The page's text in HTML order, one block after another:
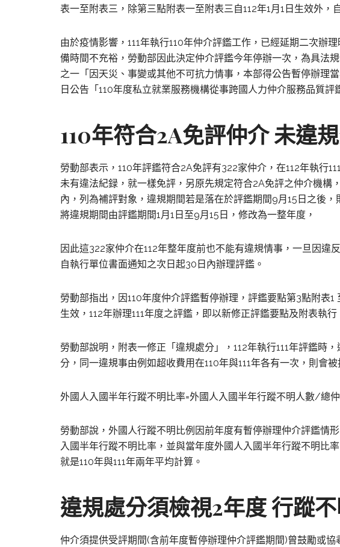
表一至附表三，除第三點附表一至附表三自112年1月1日生效外，
由於疫情影響，111年執行110年仲介評鑑工作，已經延期二次辦
備時間不充裕，勞動部因此決定仲介評鑑今年停辦一次，為具法
之一「因天災、事變或其他不可抗力情事，本部得公告暫停辦理
日公告「110年度私立就業服務機構從事跨國人力仲介服務品質評
110年符合2A免評仲介未違
勞動部表示，110年評鑑符合2A免評有322家仲介，在112年執行
未有違法紀録，就一樣免評，另原先規定符合2A免評之仲介機構
內，列為補評對象，違規期間若是落在於評鑑期間9月15日之後
將違規期間由評鑑期間1月1日至9月15日，修改為一整年度，
因此這322家仲介在112年整年度前也不能有違規情事，一旦因違
自執行單位書面通知之次日起30日內辦理評鑑。
勞動部指出，因110年度仲介評鑑暫停辦理，評鑑要點第3點附表1
生效，112年辦理111年度之評鑑，即以新修正評鑑要點及附表執行
勞動部說明，附表一修正「違規處分」，112年執行111年評鑑時
分，同一違規事由例如超收費用在110年與111年各有一次，則會
外國人入國半年行蹤不明比率=外國人入國半年行蹤不明人數/總
勞動部說，外國人行蹤不明比例因前年度有暫停辦理仲介評鑑情
入國半年行蹤不明比率，並與當年度外國人入國半年行蹤不明比
就是110年與111年兩年平均計算。
違規處分須檢視2年度行蹤
仲介須提供受評期間(含前年度暫停辦理仲介評鑑期間)曾鼓勵或